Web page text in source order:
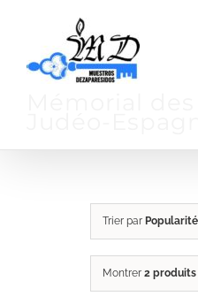
contenu
Trier par Popularité
Montrer 2 produits